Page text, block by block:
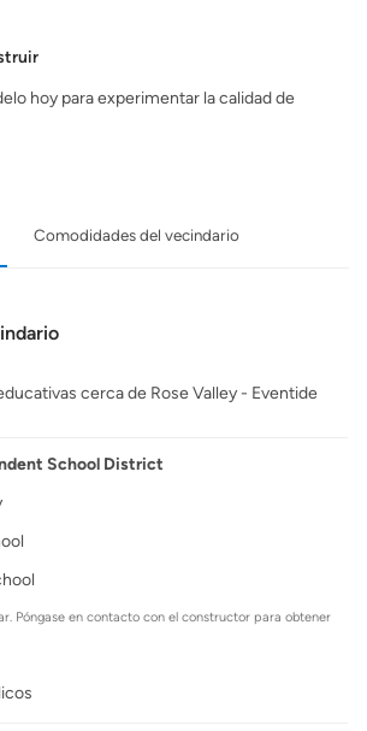
hoy para experimentar la calidad de
Comodidades del vecindario
cerca de Rose Valley - Eventide
School District
Póngase en contacto con el constructor para obtener